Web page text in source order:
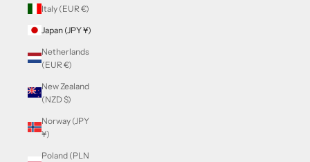
Italy (EUR €)
Japan (JPY ¥)
Netherlands
(EUR €)
New Zealand
(NZD $)
Norway (JPY
¥)
Poland (PLN